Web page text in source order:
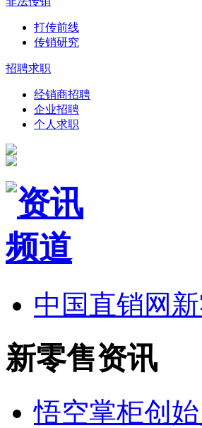
打传前线
传销研究
招聘求职
经销商招聘
企业招聘
个人求职
中国直销网
新零售资讯
悟空掌柜创